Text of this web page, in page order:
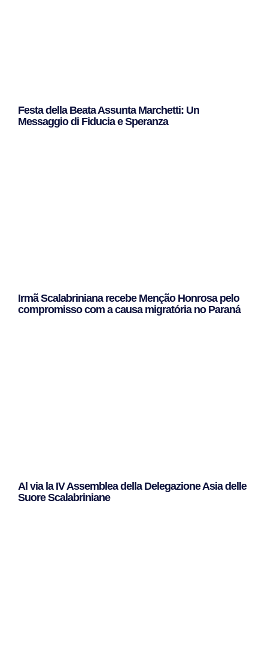
Festa della Beata Assunta Marchetti: Un
Messaggio di Fiducia e Speranza
Irmã Scalabriniana recebe Menção Honrosa pelo
compromisso com a causa migratória no Paraná
Al via la IV Assemblea della Delegazione Asia delle
Suore Scalabriniane